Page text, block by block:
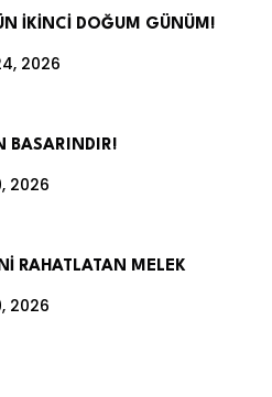
İKİNCİ DOĞUM GÜNÜM!
2026
BASARINDIR!
2026
RAHATLATAN MELEK
2026